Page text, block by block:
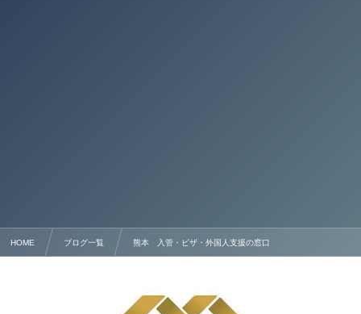
HOME ブログ一覧 熊本 入管・ビザ・外国人支援の窓口